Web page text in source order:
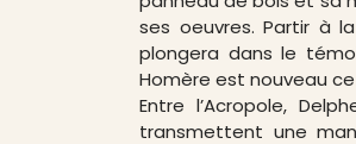
ses oeuvres. Partir à
plongera dans le
Homère est nouveau ce
Entre l’Acropole,
transmettent une